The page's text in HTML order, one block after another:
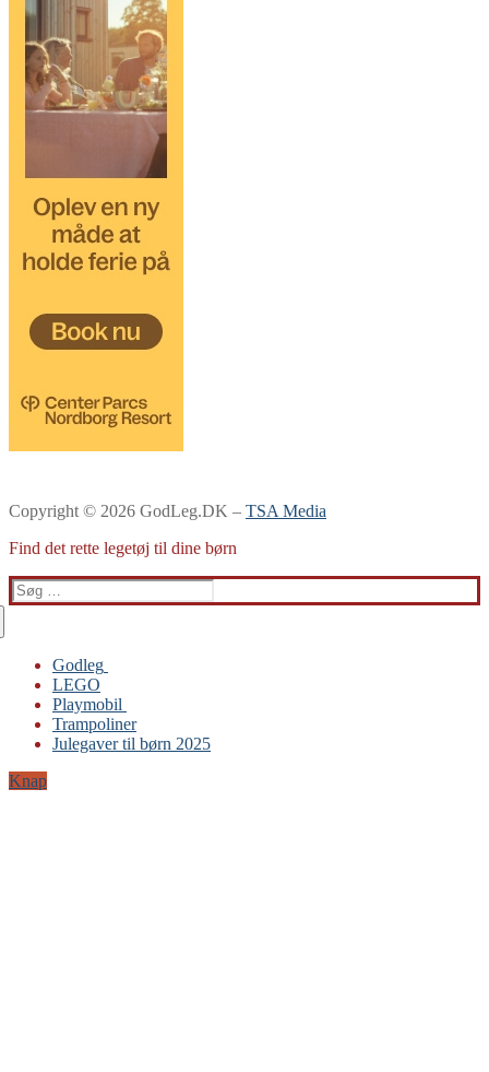
Copyright © 2026 GodLeg.DK – TSA Media
Find det rette legetøj til dine børn
Søg
efter:
Godleg
Gabby’s Dukkehus
Playmobil
Trampoliner
LEGO
LEGO
Playmobil
Trampoliner
Julegaver til børn 2025
Knap